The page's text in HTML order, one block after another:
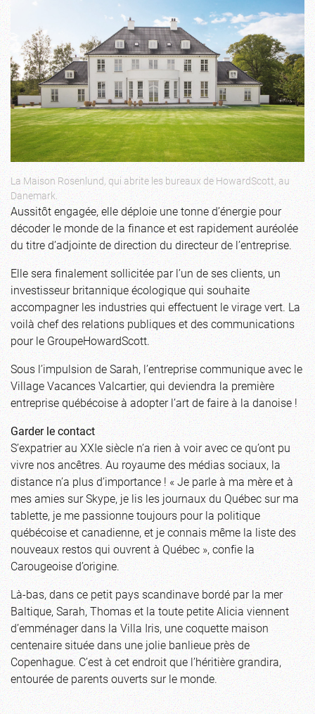
La Maison Rosenlund, qui abrite les bureaux de HowardScott, au
Danemark.
Aussitôt engagée, elle déploie une tonne d’énergie pour
décoder le monde de la finance et est rapidement auréolée
du titre d’adjointe de direction du directeur de l’entreprise.
Elle sera finalement sollicitée par l’un de ses clients, un
investisseur britannique écologique qui souhaite
accompagner les industries qui effectuent le virage vert. La
voilà chef des relations publiques et des communications
pour le GroupeHowardScott.
Sous l’impulsion de Sarah, l’entreprise communique avec le
Village Vacances Valcartier, qui deviendra la première
entreprise québécoise à adopter l’art de faire à la danoise !
Garder le contact
S’expatrier au XXIe siècle n’a rien à voir avec ce qu’ont pu
vivre nos ancêtres. Au royaume des médias sociaux, la
distance n’a plus d’importance ! « Je parle à ma mère et à
mes amies sur Skype, je lis les journaux du Québec sur ma
tablette, je me passionne toujours pour la politique
québécoise et canadienne, et je connais même la liste des
nouveaux restos qui ouvrent à Québec », confie la
Carougeoise d’origine.
Là-bas, dans ce petit pays scandinave bordé par la mer
Baltique, Sarah, Thomas et la toute petite Alicia viennent
d’emménager dans la Villa Iris, une coquette maison
centenaire située dans une jolie banlieue près de
Copenhague. C’est à cet endroit que l’héritière grandira,
entourée de parents ouverts sur le monde.